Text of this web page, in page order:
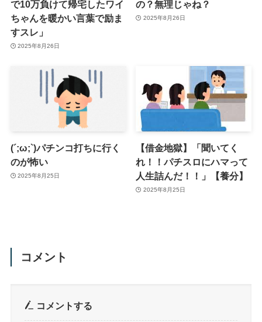
で10万負けて帰宅したワイ
ちゃんを暖かい言葉で励ま
すスレ」
2025年8月26日
の？無理じゃね？
2025年8月26日
(´;ω;`)パチンコ打ちに行く
のが怖い
2025年8月25日
【借金地獄】「聞いてく
れ！！パチスロにハマって
人生詰んだ！！」【養分】
2025年8月25日
コメント
コメントする